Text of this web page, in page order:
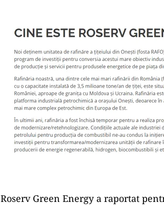
Roserv Green Energy a raportat